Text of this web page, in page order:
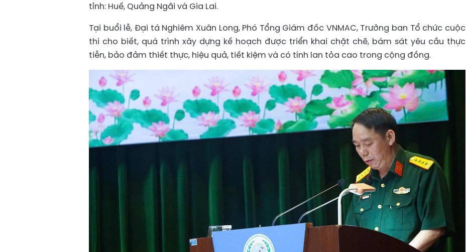
tỉnh: Huế, Quảng Ngãi và Gia Lai.
Tại buổi lễ, Đại tá Nghiêm Xuân Long, Phó Tổng Giám đốc VNMAC, Trưởng ban Tổ chức cuộc
thi cho biết, quá trình xây dựng kế hoạch được triển khai chặt chẽ, bám sát yêu cầu thực
tiễn, bảo đảm thiết thực, hiệu quả, tiết kiệm và có tính lan tỏa cao trong cộng đồng.